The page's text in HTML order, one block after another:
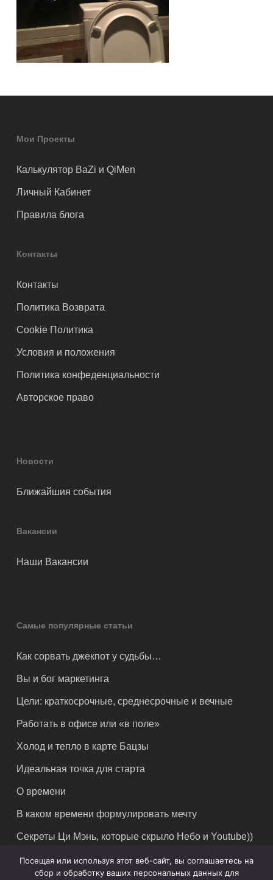
Мои Проекты
Калькулятор BaZi и QiMen
Личный Кабинет
Правила блога
Контакты
Контакты
Политика Возврата
Cookie Политика
Условия и положения
Политика конфеденциальности
Авторское право
Новости
Ближайшия события
Вакансии
Наши Вакансии
Самые популярные статьи
Как сорвать джекпот у судьбы…
Вы и бог маркетинга
Цели: краткосрочные, среднесрочные и вечные
Работать в офисе или «в поле»
Холод и тепло в карте Бацзы
Идеальная точка для старта
О времени
В каком времени формулировать мечту
Секреты Ци Мэнь, которые скрыло Небо и Youtube))
Посещая или используя этот веб-сайт, вы соглашаетесь на
сбор и обработку ваших персональных данных для